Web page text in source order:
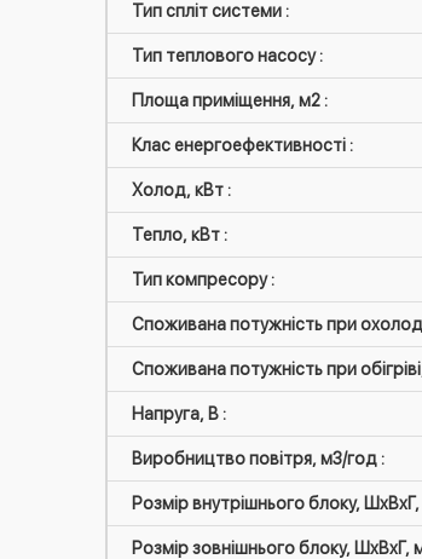
Тип спліт системи :
Тип теплового насосу :
Площа приміщення, м2 :
Клас енергоефективності :
Холод, кВт :
Тепло, кВт :
Тип компресору :
Споживана потужність при
Споживана потужність при
Напруга, В :
Виробництво повітря, м3/год :
Розмір внутрішнього блоку,
Розмір зовнішнього блоку, ШxВxГ,